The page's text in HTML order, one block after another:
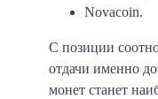
Novacoin.
С позиции
отдачи именно
монет станет